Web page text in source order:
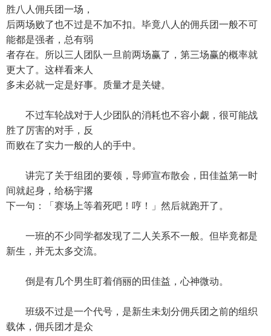
胜八人佣兵团一场，
后两场败了也不过是不加不扣。毕竟八人的佣兵团一般不可
能都是强者，总有弱
者存在。所以三人团队一旦前两场赢了，第三场赢的概率就
更大了。这样看来人
多未必就一定是好事。质量才是关键。
不过车轮战对于人少团队的消耗也不容小觑，很可能战
胜了厉害的对手，反
而败在了实力一般的人的手中。
讲完了关于组团的要领，导师宣布散会，田佳益第一时
间就起身，给杨宇撂
下一句：「赛场上等着死吧！哼！」然后就跑开了。
一班的不少同学都发现了二人关系不一般。但毕竟都是
新生，并无太多交流。
倒是有几个男生盯着俏丽的田佳益，心神微动。
班级不过是一个代号，是新生未划分佣兵团之前的组织
载体，佣兵团才是众